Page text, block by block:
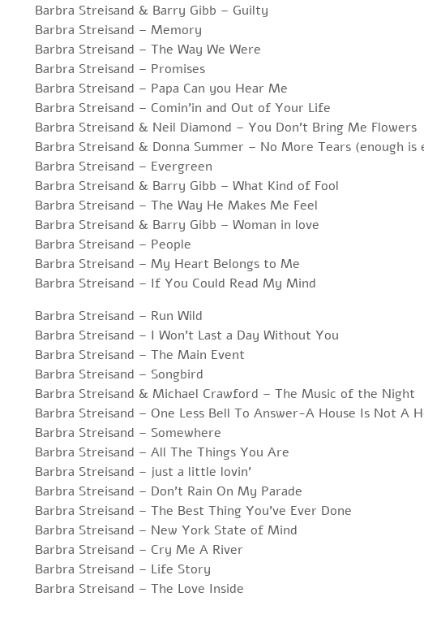
Barbra Streisand & Barry Gibb – Guilty
Barbra Streisand – Memory
Barbra Streisand – The Way We Were
Barbra Streisand – Promises
Barbra Streisand – Papa Can you Hear Me
Barbra Streisand – Comin’in and Out of Your Life
Barbra Streisand & Neil Diamond – You Don’t Bring Me Flowers
Barbra Streisand & Donna Summer – No More Tears (enough is
Barbra Streisand – Evergreen
Barbra Streisand & Barry Gibb – What Kind of Fool
Barbra Streisand – The Way He Makes Me Feel
Barbra Streisand & Barry Gibb – Woman in love
Barbra Streisand – People
Barbra Streisand – My Heart Belongs to Me
Barbra Streisand – If You Could Read My Mind
Barbra Streisand – Run Wild
Barbra Streisand – I Won’t Last a Day Without You
Barbra Streisand – The Main Event
Barbra Streisand – Songbird
Barbra Streisand & Michael Crawford – The Music of the Night
Barbra Streisand – One Less Bell To Answer-A House Is Not A
Barbra Streisand – Somewhere
Barbra Streisand – All The Things You Are
Barbra Streisand – just a little lovin’
Barbra Streisand – Don’t Rain On My Parade
Barbra Streisand – The Best Thing You’ve Ever Done
Barbra Streisand – New York State of Mind
Barbra Streisand – Cry Me A River
Barbra Streisand – Life Story
Barbra Streisand – The Love Inside